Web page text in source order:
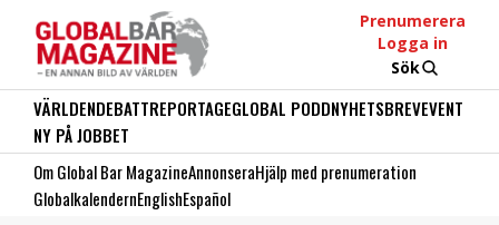
Prenumerera
Logga in
Sök
VÄRLDENDEBATTREPORTAGEGLOBAL PODDNYHETSBREVEVENT
NY PÅ JOBBET
Om Global Bar MagazineAnnonseraHjälp med prenumeration
GlobalkalendernEnglishEspañol